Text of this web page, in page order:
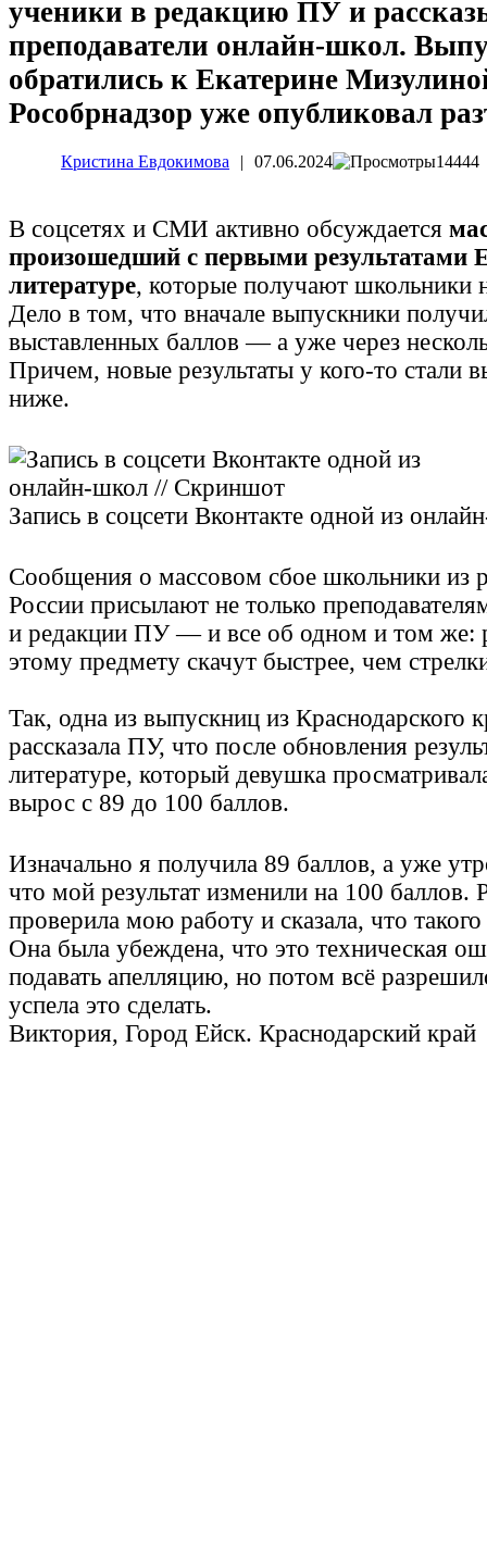
ученики в редакцию ПУ и
преподаватели онлайн-школ.
обратились к Екатерине
Рособрнадзор уже опубликовал
Кристина Евдокимова | 07.06.2024 14444
В соцсетях и СМИ активно обсуждается
произошедший с первыми результатами
литературе, которые получают школьники
Дело в том, что вначале выпускники
выставленных баллов — а уже через
Причем, новые результаты у кого-то стали
ниже.
Запись в соцсети Вконтакте одной из
Сообщения о массовом сбое школьники из
России присылают не только
и редакции ПУ — и все об одном и том же:
этому предмету скачут быстрее, чем
Так, одна из выпускниц из Краснодарского
рассказала ПУ, что после обновления
литературе, который девушка
вырос с 89 до 100 баллов.
Изначально я получила 89 баллов, а уже
что мой результат изменили на 100 баллов.
проверила мою работу и сказала, что
Она была убеждена, что это техническая
подавать апелляцию, но потом всё
успела это сделать.
Виктория, Город Ейск. Краснодарский край